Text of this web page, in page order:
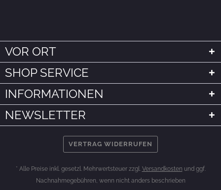
VOR ORT
SHOP SERVICE
INFORMATIONEN
NEWSLETTER
VERTRAG WIDERRUFEN
* Alle Preise inkl. gesetzl. Mehrwertsteuer zzgl. Versandkosten und ggf.
Nachnahmegebühren, wenn nicht anders beschrieben